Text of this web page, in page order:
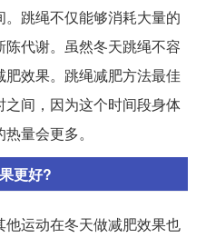
跳绳不仅能够消耗大量的
代谢。虽然冬天跳绳不容
效果。跳绳减肥方法最佳
间，因为这个时间段身体
量会更多。
更好?
运动在冬天做减肥效果也